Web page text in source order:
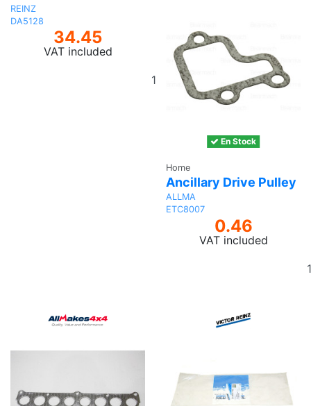
REINZ
DA5128
34.45
VAT included
Add
to
En Stock
Home
Ancillary Drive Pulley
ALLMA
ETC8007
0.46
VAT included